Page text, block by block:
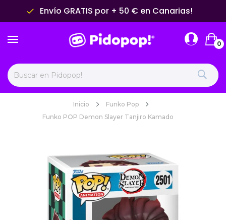
done Envío GRATIS por + 50 € en Canarias!
0
Inicio
Funko Pop
Funko POP Demon Slayer Tanjiro Kamado